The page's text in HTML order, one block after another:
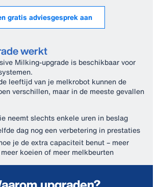
gratis adviesgesprek aan
werkt
Milking‑upgrade is beschikbaar voor
leeftijd van je melkrobot kunnen de
verschillen, maar in de meeste gevallen
neemt slechts enkele uren in beslag
dag nog een verbetering in prestaties
je de extra capaciteit benut – meer
koeien of meer melkbeurten